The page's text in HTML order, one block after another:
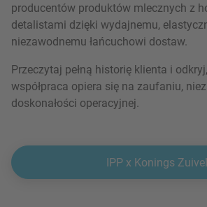
producentów produktów mlecznych z
detalistami dzięki wydajnemu,
niezawodnemu łańcuchowi dostaw.
Przeczytaj pełną historię klienta i
współpraca opiera się na zaufaniu,
doskonałości operacyjnej.
IPP x Konings Zuivel